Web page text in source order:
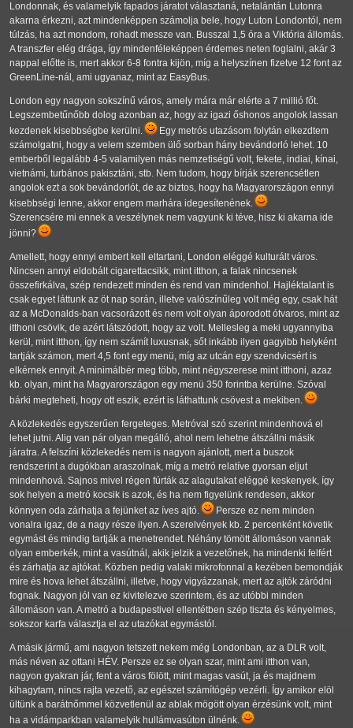
Londonnak, és valamelyik fapados járatot választaná, netalántán Lutonra
akarna érkezni, azt mindenképpen számolja bele, hogy Luton Londontól, nem
túlzás, ha azt mondom, rohadt messze van. Busszal 1,5 óra a Viktória állomás.
A transzfer elég drága, így mindenféleképpen érdemes neten foglalni, akár 3
nappal előtte is, mert akkor 6-8 fontra kijön, míg a helyszínen fizetve 12 font az
GreenLine-nál, ami ugyanaz, mint az EasyBus.
London egy nagyon sokszínű város, amely mára már elérte a 7 millió főt.
Legszembetűnőbb dolog azonban az, hogy az igazi őshonos angolok lassan
kezdenek kisebbségbe kerülni.
Egy metrós utazásom folytán elkezdtem
számolgatni, hogy a velem szemben ülő sorban hány bevándorló lehet. 10
emberből legalább 4-5 valamilyen más nemzetiségű volt, fekete, indiai, kínai,
vietnámi, turbános pakisztáni, stb. Nem tudom, hogy bírják szerencsétlen
angolok ezt a sok bevándorlót, de az biztos, hogy ha Magyarországon ennyi
kisebbségi lenne, akkor engem marhára idegesítenének.
Szerencsére mi ennek a veszélynek nem vagyunk ki téve, hisz ki akarna ide
jönni?
Amellett, hogy ennyi embert kell eltartani, London eléggé kulturált város.
Nincsen annyi eldobált cigarettacsikk, mint itthon, a falak nincsenek
összefirkálva, szép rendezett minden és rend van mindenhol. Hajléktalant is
csak egyet láttunk az öt nap során, illetve valószínűleg volt még egy, csak hát
az a McDonalds-ban vacsorázott és nem volt olyan áporodott ótvaros, mint az
itthoni csövik, de azért látszódott, hogy az volt. Mellesleg a meki ugyannyiba
kerül, mint itthon, így nem számít luxusnak, sőt inkább ilyen gagyibb helyként
tartják számon, mert 4,5 font egy menü, míg az utcán egy szendvicsért is
elkérnek ennyit. A minimálbér meg több, mint négyszerese mint itthoni, azaz
kb. olyan, mint ha Magyarországon egy menü 350 forintba kerülne. Szóval
bárki megteheti, hogy ott eszik, ezért is láthattunk csövest a mekiben.
A közlekedés egyszerűen fergeteges. Metróval szó szerint mindenhová el
lehet jutni. Alig van pár olyan megálló, ahol nem lehetne átszállni másik
járatra. A felszíni közlekedés nem is nagyon ajánlott, mert a buszok
rendszerint a dugókban araszolnak, míg a metró relatíve gyorsan eljut
mindenhová. Sajnos mivel régen fúrták az alagutakat eléggé keskenyek, így
sok helyen a metró kocsik is azok, és ha nem figyelünk rendesen, akkor
könnyen oda zárhatja a fejünket az íves ajtó.
Persze ez nem minden
vonalra igaz, de a nagy része ilyen. A szerelvények kb. 2 percenként követik
egymást és mindig tartják a menetrendet. Néhány tömött állomáson vannak
olyan emberkék, mint a vasútnál, akik jelzik a vezetőnek, ha mindenki felfért
és zárhatja az ajtókat. Közben pedig valaki mikrofonnal a kezében bemondják
mire és hova lehet átszállni, illetve, hogy vigyázzanak, mert az ajtók záródni
fognak. Nagyon jól van ez kivitelezve szerintem, és az utóbbi minden
állomáson van. A metró a budapestivel ellentétben szép tiszta és kényelmes,
sokszor karfa választja el az utazókat egymástól.
A másik jármű, ami nagyon tetszett nekem még Londonban, az a DLR volt,
más néven az ottani HÉV. Persze ez se olyan szar, mint ami itthon van,
nagyon gyakran jár, fent a város fölött, mint magas vasút, ja és majdnem
kihagytam, nincs rajta vezető, az egészet számítógép vezérli. Így amikor elöl
ültünk a barátnőmmel közvetlenül az ablak mögött olyan érzésünk volt, mint
ha a vidámparkban valamelyik hullámvasúton ülnénk.